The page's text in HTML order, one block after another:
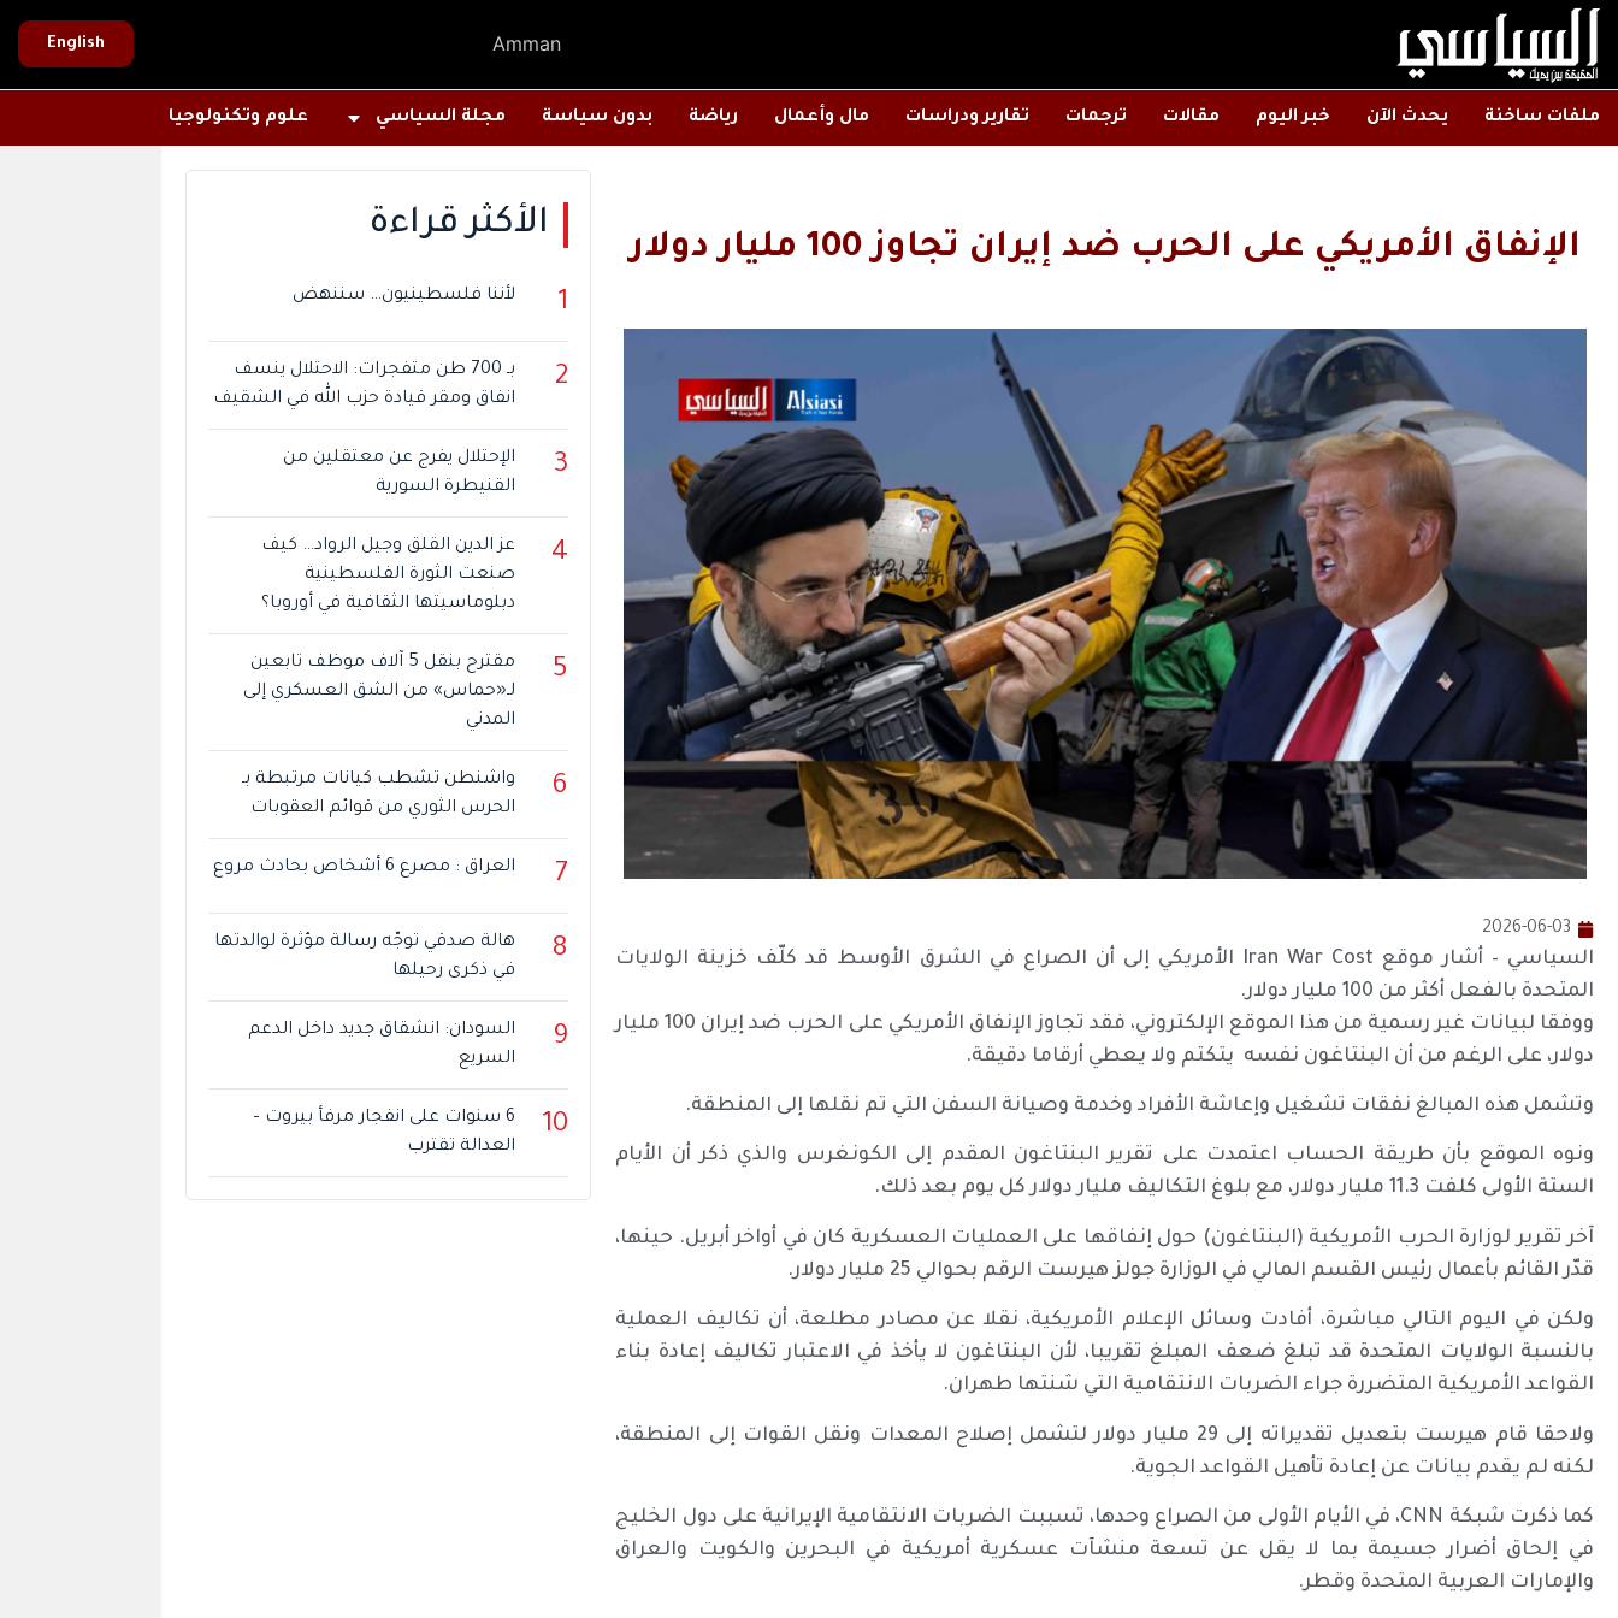
Amman
English
ملفات ساخنة يحدث الآن خبر اليوم مقالات ترجمات تقارير ودراسات مال وأعمال رياضة بدون سياسة مجلة السياسي علوم وتكنولوجيا
الإنفاق الأمريكي على الحرب ضد إيران تجاوز 100 مليار دولار
2026-06-03
السياسي – أشار موقع Iran War Cost الأمريكي إلى أن الصراع في الشرق الأوسط قد كلّف خزينة الولايات
المتحدة بالفعل أكثر من 100 مليار دولار.
ووفقا لبيانات غير رسمية من هذا الموقع الإلكتروني، فقد تجاوز الإنفاق الأمريكي على الحرب ضد إيران 100 مليار
دولار، على الرغم من أن البنتاغون نفسه يتكتم ولا يعطي أرقاما دقيقة.
وتشمل هذه المبالغ نفقات تشغيل وإعاشة الأفراد وخدمة وصيانة السفن التي تم نقلها إلى المنطقة.
ونوه الموقع بأن طريقة الحساب اعتمدت على تقرير البنتاغون المقدم إلى الكونغرس والذي ذكر أن الأيام
الستة الأولى كلفت 11.3 مليار دولار، مع بلوغ التكاليف مليار دولار كل يوم بعد ذلك.
آخر تقرير لوزارة الحرب الأمريكية (البنتاغون) حول إنفاقها على العمليات العسكرية كان في أواخر أبريل. حينها،
قدّر القائم بأعمال رئيس القسم المالي في الوزارة جولز هيرست الرقم بحوالي 25 مليار دولار.
ولكن في اليوم التالي مباشرة، أفادت وسائل الإعلام الأمريكية، نقلا عن مصادر مطلعة، أن تكاليف العملية
بالنسبة الولايات المتحدة قد تبلغ ضعف المبلغ تقريبا، لأن البنتاغون لا يأخذ في الاعتبار تكاليف إعادة بناء
القواعد الأمريكية المتضررة جراء الضربات الانتقامية التي شنتها طهران.
ولاحقا قام هيرست بتعديل تقديراته إلى 29 مليار دولار لتشمل إصلاح المعدات ونقل القوات إلى المنطقة،
لكنه لم يقدم بيانات عن إعادة تأهيل القواعد الجوية.
كما ذكرت شبكة CNN، في الأيام الأولى من الصراع وحدها، تسببت الضربات الانتقامية الإيرانية على دول الخليج
في إلحاق أضرار جسيمة بما لا يقل عن تسعة منشآت عسكرية أمريكية في البحرين والكويت والعراق
والإمارات العربية المتحدة وقطر.
الأكثر قراءة
1 لأننا فلسطينيون… سننهض
2
بـ 700 طن متفجرات: الاحتلال ينسف
انفاق ومقر قيادة حزب الله في الشقيف
3
الإحتلال يفرج عن معتقلين من
القنيطرة السورية
4
عز الدين القلق وجيل الرواد… كيف
صنعت الثورة الفلسطينية
دبلوماسيتها الثقافية في أوروبا؟
5
مقترح بنقل 5 آلاف موظف تابعين
لـ«حماس» من الشق العسكري إلى
المدني
6
واشنطن تشطب كيانات مرتبطة بـ
الحرس الثوري من قوائم العقوبات
7 العراق : مصرع 6 أشخاص بحادث مروع
8
هالة صدقي توجّه رسالة مؤثرة لوالدتها
في ذكرى رحيلها
9
السودان: انشقاق جديد داخل الدعم
السريع
10
6 سنوات على انفجار مرفأ بيروت –
العدالة تقترب